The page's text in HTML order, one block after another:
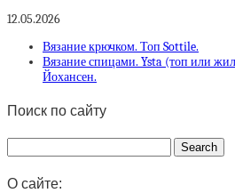
12.05.2026
Вязание крючком. Топ Sottile.
Вязание спицами. Ysta (топ или
Йохансен.
Поиск по сайту
О сайте: